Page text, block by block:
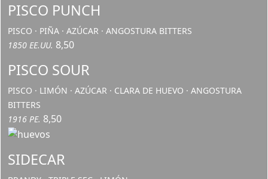
PISCO PUNCH
PISCO · PIÑA · AZÚCAR · ANGOSTURA BITTERS
1850 EE.UU. 8,50
PISCO SOUR
PISCO · LIMÓN · AZÚCAR · CLARA DE HUEVO · ANGOSTURA
BITTERS
1916 PE. 8,50
SIDECAR